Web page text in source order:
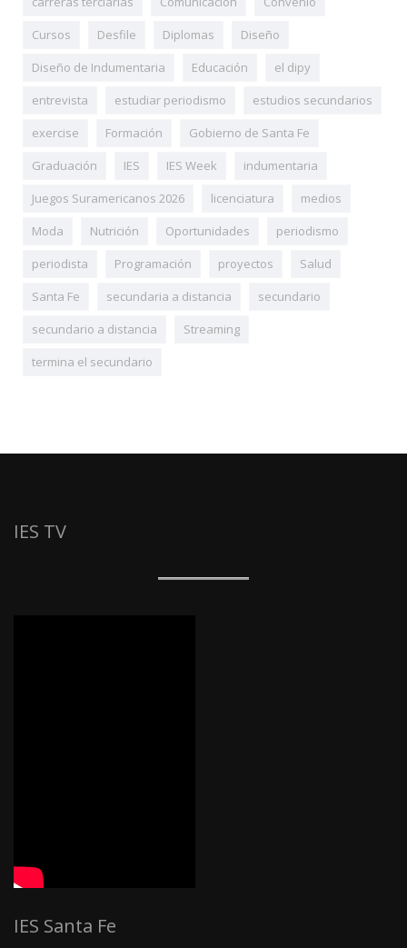
Cursos
Desfile Diplomas
Diseño
Diseño de Indumentaria
Educación
el dipy
entrevista
estudiar periodismo
estudios secundarios
exercise
Formación
Gobierno de Santa Fe
Graduación
IES IES Week
indumentaria
Juegos Suramericanos 2026
licenciatura
medios
Moda
Nutrición Oportunidades
periodismo
periodista
Programación proyectos
Salud
Santa Fe
secundaria a distancia
secundario
secundario a distancia
Streaming
termina el secundario
IES TV
IES Santa Fe